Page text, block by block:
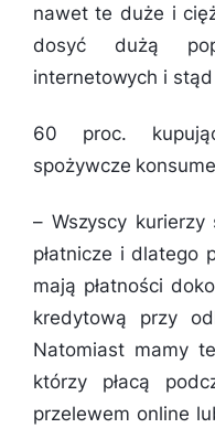
nawet te duże i
dosyć dużą
internetowych i
60 proc.
spożywcze
– Wszyscy
płatnicze i dlatego
mają płatności
kredytową przy
Natomiast mamy
którzy płacą
przelewem online